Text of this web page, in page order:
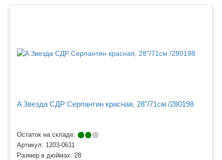
A Звезда СДР Серпантин красная, 28"/71см /280198
Остаток на складе:
Артикул: 1203-0611
Размер в дюймах: 28